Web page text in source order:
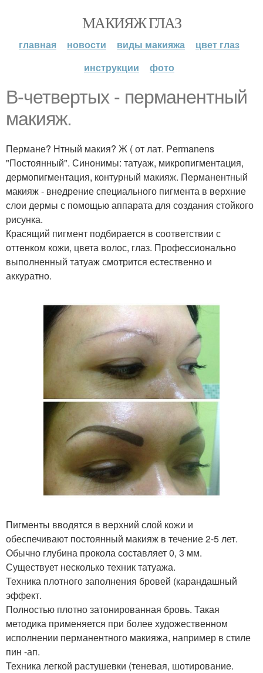
МАКИЯЖ ГЛАЗ
главная новости виды макияжа
цвет глаз
инструкции
фото
В-четвертых - перманентный
макияж.
Пермане? Нтный макия? Ж ( от лат. Permanens
"Постоянный". Синонимы: татуаж, микропигментация,
дермопигментация, контурный макияж. Перманентный
макияж - внедрение специального пигмента в верхние
слои дермы с помощью аппарата для создания стойкого
рисунка.
Красящий пигмент подбирается в соответствии с
оттенком кожи, цвета волос, глаз. Профессионально
выполненный татуаж смотрится естественно и
аккуратно.
Пигменты вводятся в верхний слой кожи и
обеспечивают постоянный макияж в течение 2-5 лет.
Обычно глубина прокола составляет 0, 3 мм.
Существует несколько техник татуажа.
Техника плотного заполнения бровей (карандашный
эффект.
Полностью плотно затонированная бровь. Такая
методика применяется при более художественном
исполнении перманентного макияжа, например в стиле
пин -ап.
Техника легкой растушевки (теневая, шотирование.